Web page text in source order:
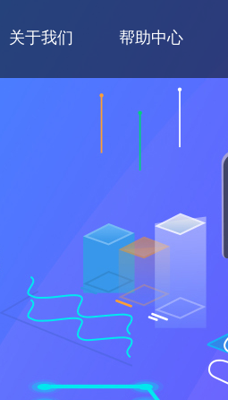
关于我们 帮助中心